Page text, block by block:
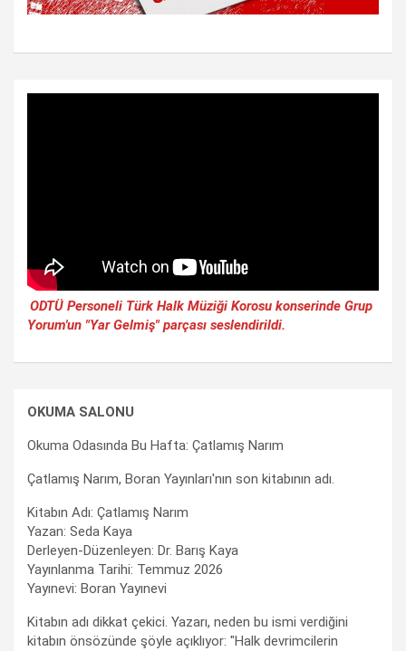
ODTÜ Personeli Türk Halk Müziği Korosu konserinde Grup
Yorum'un "Yar Gelmiş" parçası seslendirildi.
OKUMA SALONU
Okuma Odasında Bu Hafta: Çatlamış Narım
Çatlamış Narım, Boran Yayınları'nın son kitabının adı.
Kitabın Adı: Çatlamış Narım
Yazan: Seda Kaya
Derleyen-Düzenleyen: Dr. Barış Kaya
Yayınlanma Tarihi: Temmuz 2026
Yayınevi: Boran Yayınevi
Kitabın adı dikkat çekici. Yazarı, neden bu ismi verdiğini
kitabın önsözünde şöyle açıklıyor: "Halk devrimcilerin